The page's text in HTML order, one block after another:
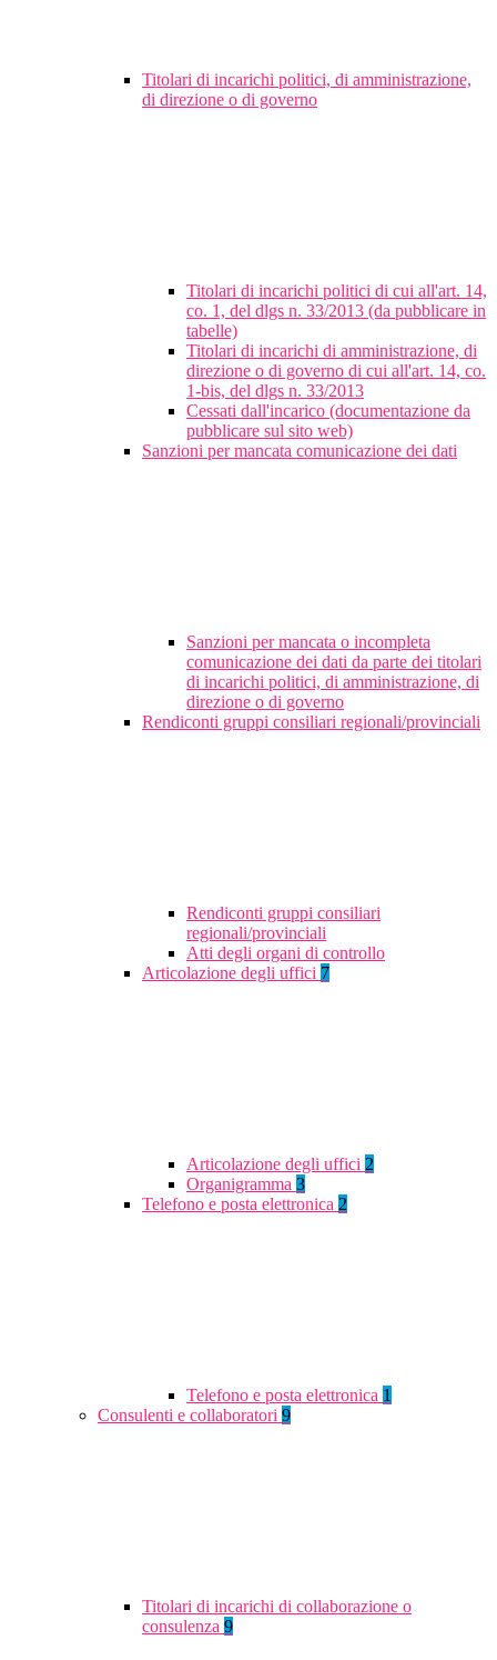
Titolari di incarichi politici, di amministrazione,
di direzione o di governo
Titolari di incarichi politici di cui all'art. 14,
co. 1, del dlgs n. 33/2013 (da pubblicare in
tabelle)
Titolari di incarichi di amministrazione, di
direzione o di governo di cui all'art. 14, co.
1-bis, del dlgs n. 33/2013
Cessati dall'incarico (documentazione da
pubblicare sul sito web)
Sanzioni per mancata comunicazione dei dati
Sanzioni per mancata o incompleta
comunicazione dei dati da parte dei titolari
di incarichi politici, di amministrazione, di
direzione o di governo
Rendiconti gruppi consiliari regionali/provinciali
Rendiconti gruppi consiliari
regionali/provinciali
Atti degli organi di controllo
Articolazione degli uffici 7
Articolazione degli uffici 2
Organigramma 3
Telefono e posta elettronica 2
Telefono e posta elettronica 1
Consulenti e collaboratori 9
Titolari di incarichi di collaborazione o
consulenza 9